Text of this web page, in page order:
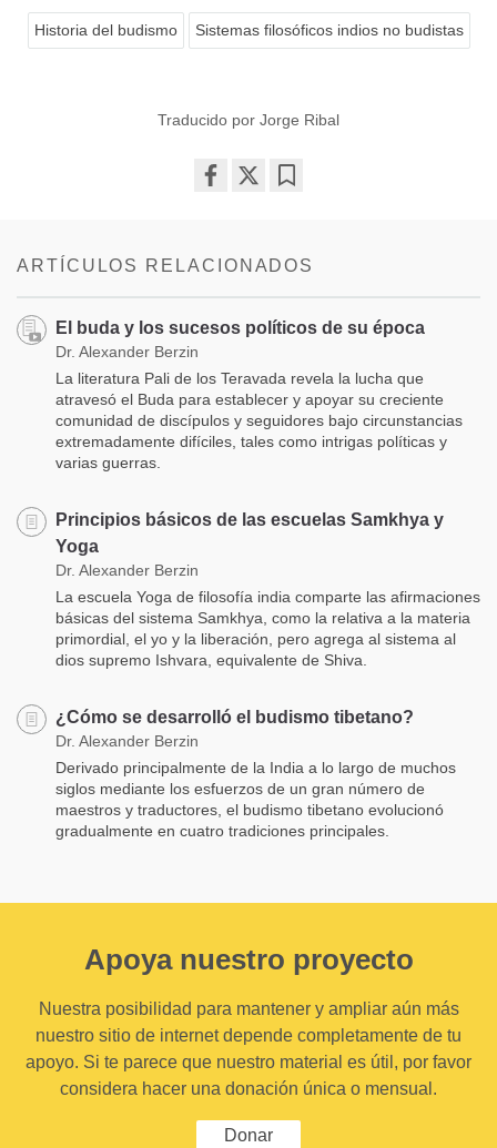
Historia del budismo Sistemas filosóficos indios no budistas
Traducido por Jorge Ribal
ARTÍCULOS RELACIONADOS
El buda y los sucesos políticos de su época
Dr. Alexander Berzin
La literatura Pali de los Teravada revela la lucha que
atravesó el Buda para establecer y apoyar su creciente
comunidad de discípulos y seguidores bajo circunstancias
extremadamente difíciles, tales como intrigas políticas y
varias guerras.
Principios básicos de las escuelas Samkhya y
Yoga
Dr. Alexander Berzin
La escuela Yoga de filosofía india comparte las afirmaciones
básicas del sistema Samkhya, como la relativa a la materia
primordial, el yo y la liberación, pero agrega al sistema al
dios supremo Ishvara, equivalente de Shiva.
¿Cómo se desarrolló el budismo tibetano?
Dr. Alexander Berzin
Derivado principalmente de la India a lo largo de muchos
siglos mediante los esfuerzos de un gran número de
maestros y traductores, el budismo tibetano evolucionó
gradualmente en cuatro tradiciones principales.
Apoya nuestro proyecto
Nuestra posibilidad para mantener y ampliar aún más
nuestro sitio de internet depende completamente de tu
apoyo. Si te parece que nuestro material es útil, por favor
considera hacer una donación única o mensual.
Donar